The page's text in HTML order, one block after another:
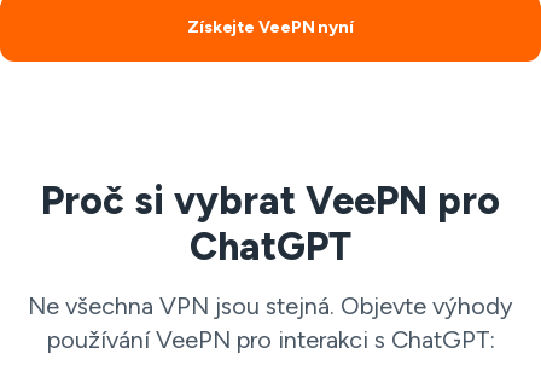
Získejte VeePN nyní
Proč si vybrat VeePN pro
ChatGPT
Ne všechna VPN jsou stejná. Objevte výhody
používání VeePN pro interakci s ChatGPT: